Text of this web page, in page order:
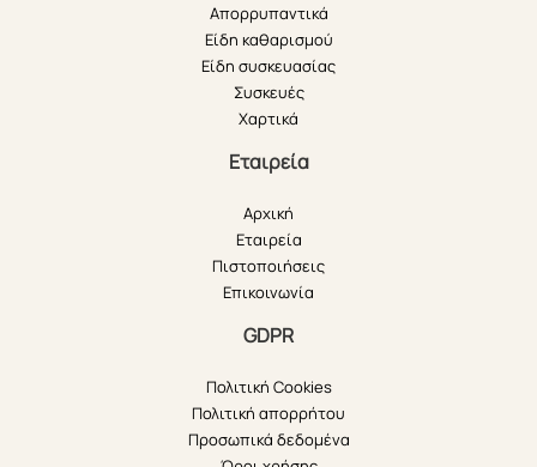
Απορρυπαντικά
Είδη καθαρισμού
Είδη συσκευασίας
Συσκευές
Χαρτικά
Εταιρεία
Αρχική
Εταιρεία
Πιστοποιήσεις
Επικοινωνία
GDPR
Πολιτική Cookies
Πολιτική απορρήτου
Προσωπικά δεδομένα